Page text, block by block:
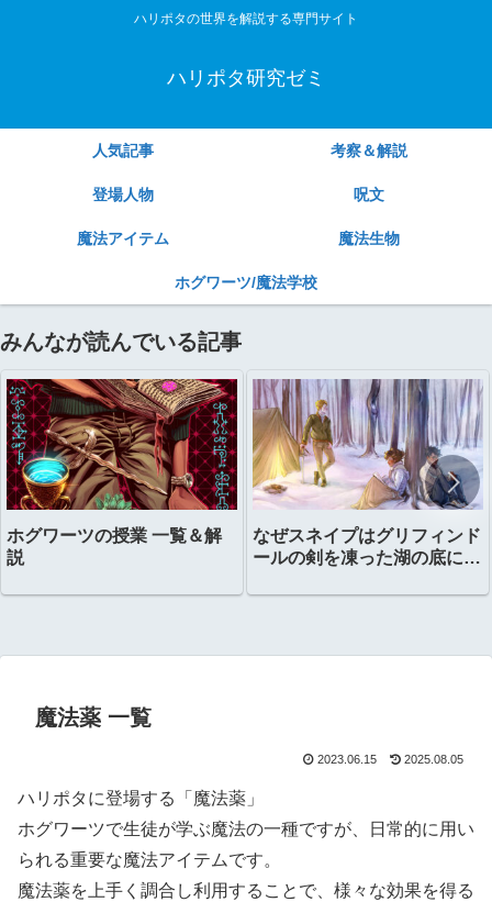
ハリポタの世界を解説する専門サイト
ハリポタ研究ゼミ
人気記事 考察＆解説
登場人物 呪文
魔法アイテム 魔法生物
ホグワーツ/魔法学校
みんなが読んでいる記事
ホグワーツの授業 一覧＆解
説
なぜスネイプはグリフィンド
ールの剣を凍った湖の底に置
魔法薬 一覧
2023.06.15 2025.08.05
ハリポタに登場する「魔法薬」
ホグワーツで生徒が学ぶ魔法の一種ですが、日常的に用い
られる重要な魔法アイテムです。
魔法薬を上手く調合し利用することで、様々な効果を得る